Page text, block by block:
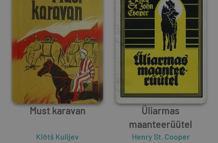
Must karavan
Klõtš Kulijev
Üliarmas
maanteerüütel
Henry St. Cooper